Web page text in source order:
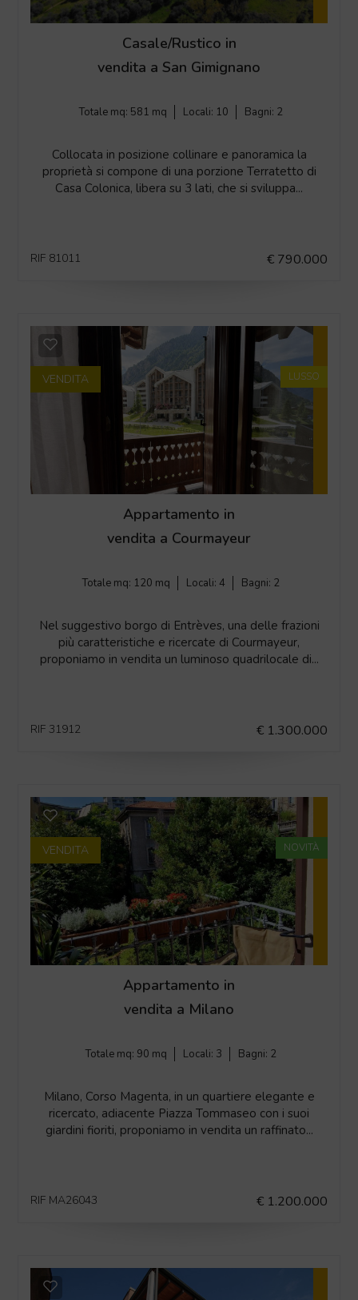
Casale/Rustico in
vendita a San Gimignano
Totale mq: 581 mq Locali: 10 Bagni: 2
Collocata in posizione collinare e panoramica la
proprietà si compone di una porzione Terratetto di
Casa Colonica, libera su 3 lati, che si sviluppa...
RIF 81011 € 790.000
VENDITA LUSSO
Appartamento in
vendita a Courmayeur
Totale mq: 120 mq Locali: 4 Bagni: 2
Nel suggestivo borgo di Entrèves, una delle frazioni
più caratteristiche e ricercate di Courmayeur,
proponiamo in vendita un luminoso quadrilocale di...
RIF 31912 € 1.300.000
VENDITA NOVITÀ
Appartamento in
vendita a Milano
Totale mq: 90 mq Locali: 3 Bagni: 2
Milano, Corso Magenta, in un quartiere elegante e
ricercato, adiacente Piazza Tommaseo con i suoi
giardini fioriti, proponiamo in vendita un raffinato...
RIF MA26043 € 1.200.000